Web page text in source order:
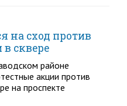
на сход против
в сквере
районе
акции против
на проспекте